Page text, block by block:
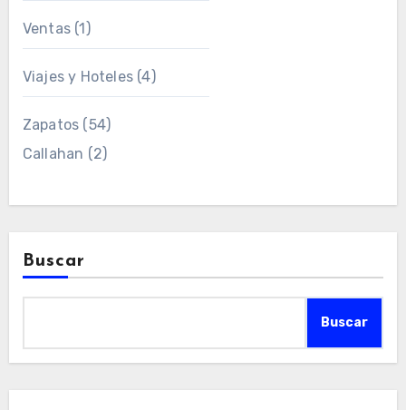
Ventas(1)
Viajes y Hoteles(4)
Zapatos (54)
Callahan (2)
Buscar
Buscar